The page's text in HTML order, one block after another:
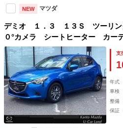
NEW マツダ
デミオ １．３ １３Ｓ ツーリ
０°カメラ シートヒーター カー
続 Ｂトゥース ＤＶＤ可 地デジ
メラ ＬＥＤライト Ａライト シ
ップ ＥＴＣ
支
年式
車検
整備
保証